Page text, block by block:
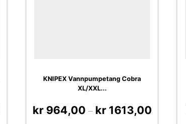
KNIPEX Vannpumpetang Cobra
XL/XXL...
kr964,00 – kr1613,00